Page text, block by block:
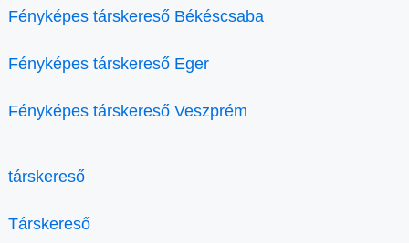
Fényképes társkereső Békéscsaba
Fényképes társkereső Eger
Fényképes társkereső Veszprém
társkereső
Társkereső